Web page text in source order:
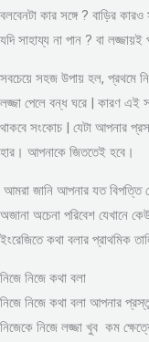
বলবেনটা কার সঙ্গে ? বাড়ির
যদি সাহায্য না পান ? বা লজ্জায়ই
সবচেয়ে সহজ উপায় হল, প্রথমে
লজ্জা পেলে বন্ধ ঘরে | কারণ এই
থাকবে সংকোচ | যেটা আপনার
হার। আপনাকে জিততেই হবে।
আমরা জানি আপনার যত বিপত্তি
অজানা অচেনা পরিবেশ যেখানে
ইংরেজিতে কথা বলার প্রাথমিক
নিজে নিজে কথা বলা
নিজে নিজে কথা বলা আপনার
নিজেকে নিজে লজ্জা খুব কম